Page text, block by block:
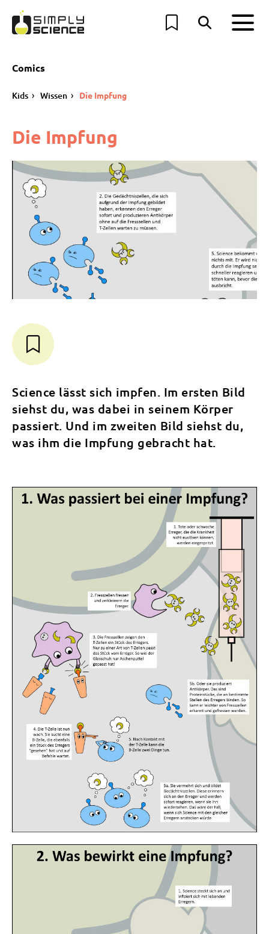
Comics
Kids Wissen Die Impfung
Die Impfung
Science lässt sich impfen. Im ersten Bild
siehst du, was dabei in seinem Körper
passiert. Und im zweiten Bild siehst du,
was ihm die Impfung gebracht hat.